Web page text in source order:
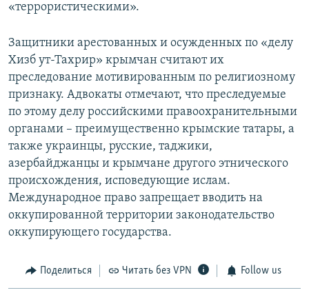
«террористическими».
Защитники арестованных и осужденных по «делу
Хизб ут-Тахрир» крымчан считают их
преследование мотивированным по религиозному
признаку. Адвокаты отмечают, что преследуемые
по этому делу российскими правоохранительными
органами – преимущественно крымские татары, а
также украинцы, русские, таджики,
азербайджанцы и крымчане другого этнического
происхождения, исповедующие ислам.
Международное право запрещает вводить на
оккупированной территории законодательство
оккупирующего государства.
Поделиться Читать без VPN Follow us